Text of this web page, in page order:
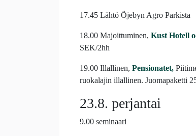
17.45 Lähtö Öjebyn Agro Parkista
18.00 Majoittuminen, Kust Hotell
SEK/2hh
19.00 Illallinen, Pensionatet,
ruokalajin illallinen. Juomapaketti
23.8. perjantai
9.00 seminaari